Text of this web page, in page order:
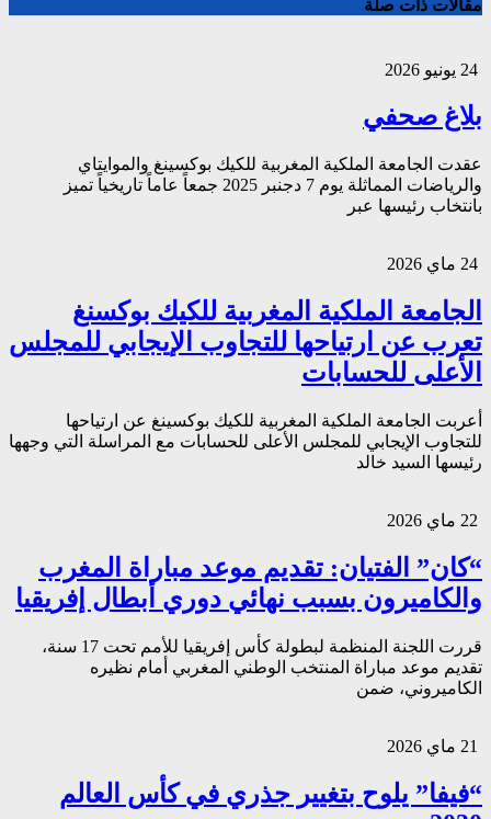
مقالات ذات صلة
بلاغ صحفي
عقدت الجامعة الملكية المغربية للكيك بوكسينغ والموايتاي
والرياضات المماثلة يوم 7 دجنبر 2025 جمعاً عاماً تاريخياً تميز
بانتخاب رئيسها عبر
الجامعة الملكية المغربية للكيك بوكسنغ
تعرب عن ارتياحها للتجاوب الإيجابي للمجلس
الأعلى للحسابات
أعربت الجامعة الملكية المغربية للكيك بوكسينغ عن ارتياحها
للتجاوب الإيجابي للمجلس الأعلى للحسابات مع المراسلة التي وجهها
رئيسها السيد خالد
“كان” الفتيان: تقديم موعد مباراة المغرب
والكاميرون بسبب نهائي دوري أبطال إفريقيا
قررت اللجنة المنظمة لبطولة كأس إفريقيا للأمم تحت 17 سنة،
تقديم موعد مباراة المنتخب الوطني المغربي أمام نظيره
الكاميروني، ضمن
“فيفا” يلوح بتغيير جذري في كأس العالم